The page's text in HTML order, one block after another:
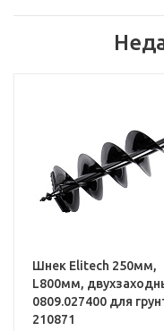
Шнек Elitech 250мм,
L800мм,
0809.027400 для
210871